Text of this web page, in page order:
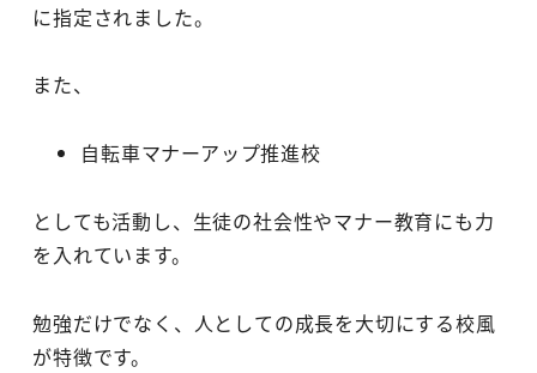
に指定されました。
また、
自転車マナーアップ推進校
としても活動し、生徒の社会性やマナー教育にも力
を入れています。
勉強だけでなく、人としての成長を大切にする校風
が特徴です。